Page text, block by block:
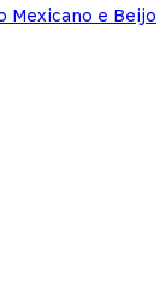
Mexicano e Beijo